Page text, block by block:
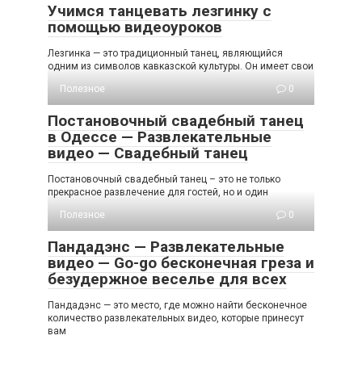
Учимся танцевать лезгинку с
помощью видеоуроков
Лезгинка — это традиционный танец, являющийся
одним из символов кавказской культуры. Он имеет свои
Полезное
0
Постановочный свадебный танец
в Одессе — Развлекательные
видео — Свадебный танец
Постановочный свадебный танец – это не только
прекрасное развлечение для гостей, но и один
Полезное
0
Пандадэнс — Развлекательные
видео — Go-go бесконечная греза и
безудержное веселье для всех
Пандадэнс — это место, где можно найти бесконечное
количество развлекательных видео, которые принесут
вам